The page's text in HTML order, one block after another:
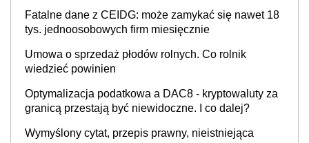
Fatalne dane z CEIDG: może zamykać się nawet 18
tys. jednoosobowych firm miesięcznie
Umowa o sprzedaż płodów rolnych. Co rolnik
wiedzieć powinien
Optymalizacja podatkowa a DAC8 - kryptowaluty za
granicą przestają być niewidoczne. I co dalej?
Wymyślony cytat, przepis prawny, nieistniejąca